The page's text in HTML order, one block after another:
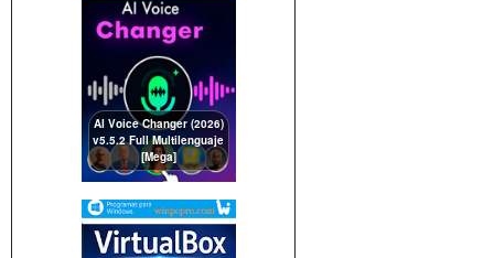
AI Voice Changer (2026)
v5.5.2 Full Multilenguaje
[Mega]